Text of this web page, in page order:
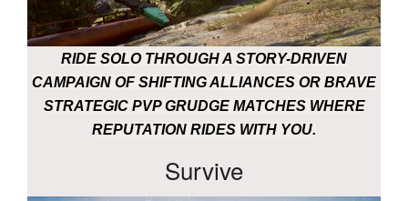
RIDE SOLO THROUGH A STORY-DRIVEN
CAMPAIGN OF SHIFTING ALLIANCES OR BRAVE
STRATEGIC PVP GRUDGE MATCHES WHERE
REPUTATION RIDES WITH YOU.
Survive